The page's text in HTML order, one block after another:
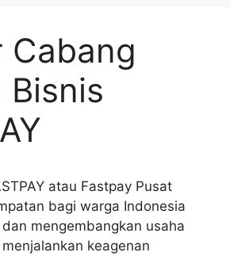
Cabang
Bisnis
atau Fastpay Pusat
bagi warga Indonesia
mengembangkan usaha
keagenan